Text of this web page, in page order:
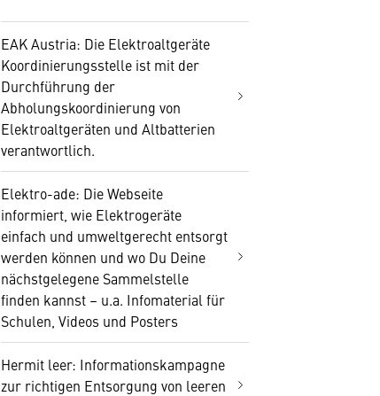
EAK Austria: Die Elektroaltgeräte
Koordinierungsstelle ist mit der
Durchführung der
Abholungskoordinierung von
Elektroaltgeräten und Altbatterien
verantwortlich.
Elektro-ade: Die Webseite
informiert, wie Elektrogeräte
einfach und umweltgerecht entsorgt
werden können und wo Du Deine
nächstgelegene Sammelstelle
finden kannst – u.a. Infomaterial für
Schulen, Videos und Posters
Hermit leer: Informationskampagne
zur richtigen Entsorgung von leeren